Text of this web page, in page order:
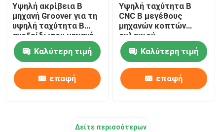
Υψηλή ακρίβεια Β
μηχανή Groover για τη
υψηλή ταχύτητα Β
ανοξείδωτου μηχανή
αυλάκωσης
Καλύτερη τιμή
επαφή
Υψηλή ταχύτητα Β
CNC Β μεγέθους
μηχανών κοπτών
αυλακιού
πολλαπλάσια μηχανή
αυλάκωσηςΚαλύτερη τιμή
επαφή
Δείτε περισσότερων